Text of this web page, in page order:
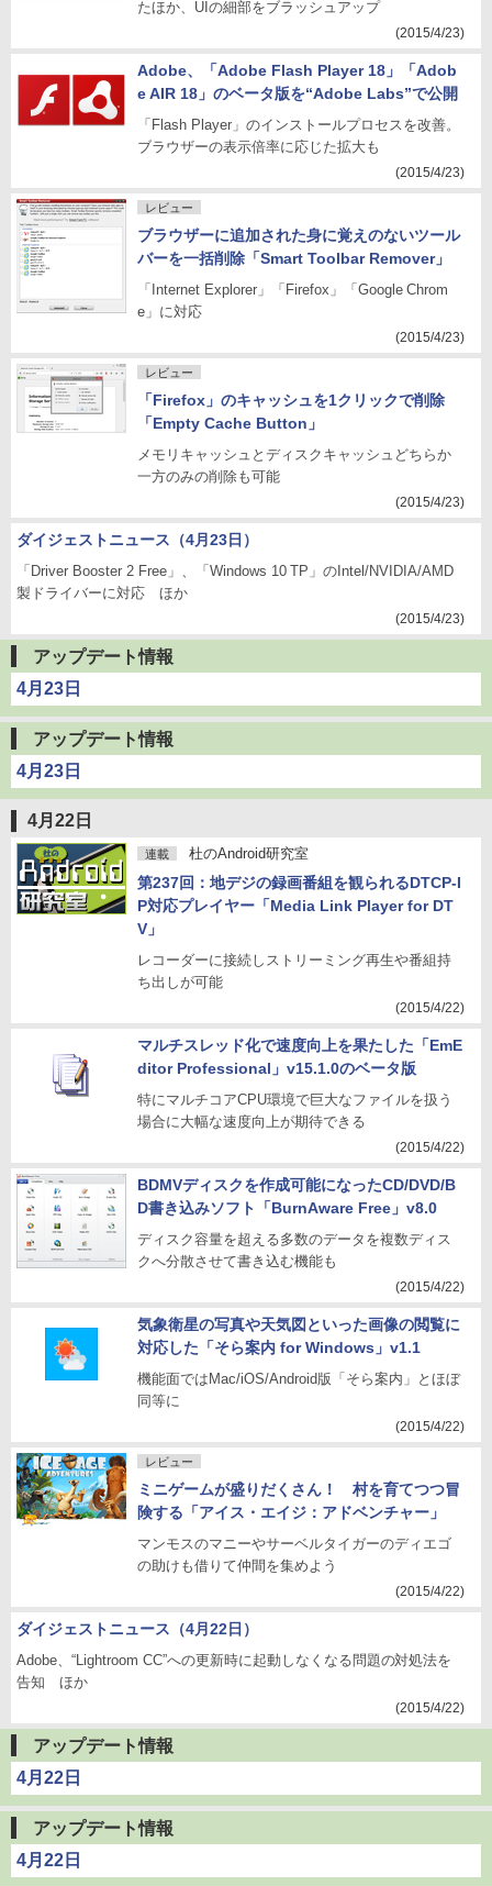
たほか、UIの細部をブラッシュアップ
(2015/4/23)
Adobe、「Adobe Flash Player 18」「Adob
e AIR 18」のベータ版を“Adobe Labs”で公開
「Flash Player」のインストールプロセスを改善。
ブラウザーの表示倍率に応じた拡大も
(2015/4/23)
レビュー
ブラウザーに追加された身に覚えのないツール
バーを一括削除「Smart Toolbar Remover」
「Internet Explorer」「Firefox」「Google Chrom
e」に対応
(2015/4/23)
レビュー
「Firefox」のキャッシュを1クリックで削除
「Empty Cache Button」
メモリキャッシュとディスクキャッシュどちらか
一方のみの削除も可能
(2015/4/23)
ダイジェストニュース（4月23日）
「Driver Booster 2 Free」、「Windows 10 TP」のIntel/NVIDIA/AMD
製ドライバーに対応 ほか
(2015/4/23)
アップデート情報
4月23日
アップデート情報
4月23日
4月22日
連載 杜のAndroid研究室
第237回：地デジの録画番組を観られるDTCP-I
P対応プレイヤー「Media Link Player for DT
V」
レコーダーに接続しストリーミング再生や番組持
ち出しが可能
(2015/4/22)
マルチスレッド化で速度向上を果たした「EmE
ditor Professional」v15.1.0のベータ版
特にマルチコアCPU環境で巨大なファイルを扱う
場合に大幅な速度向上が期待できる
(2015/4/22)
BDMVディスクを作成可能になったCD/DVD/B
D書き込みソフト「BurnAware Free」v8.0
ディスク容量を超える多数のデータを複数ディス
クへ分散させて書き込む機能も
(2015/4/22)
気象衛星の写真や天気図といった画像の閲覧に
対応した「そら案内 for Windows」v1.1
機能面ではMac/iOS/Android版「そら案内」とほぼ
同等に
(2015/4/22)
レビュー
ミニゲームが盛りだくさん！ 村を育てつつ冒
険する「アイス・エイジ：アドベンチャー」
マンモスのマニーやサーベルタイガーのディエゴ
の助けも借りて仲間を集めよう
(2015/4/22)
ダイジェストニュース（4月22日）
Adobe、“Lightroom CC”への更新時に起動しなくなる問題の対処法を
告知 ほか
(2015/4/22)
アップデート情報
4月22日
アップデート情報
4月22日